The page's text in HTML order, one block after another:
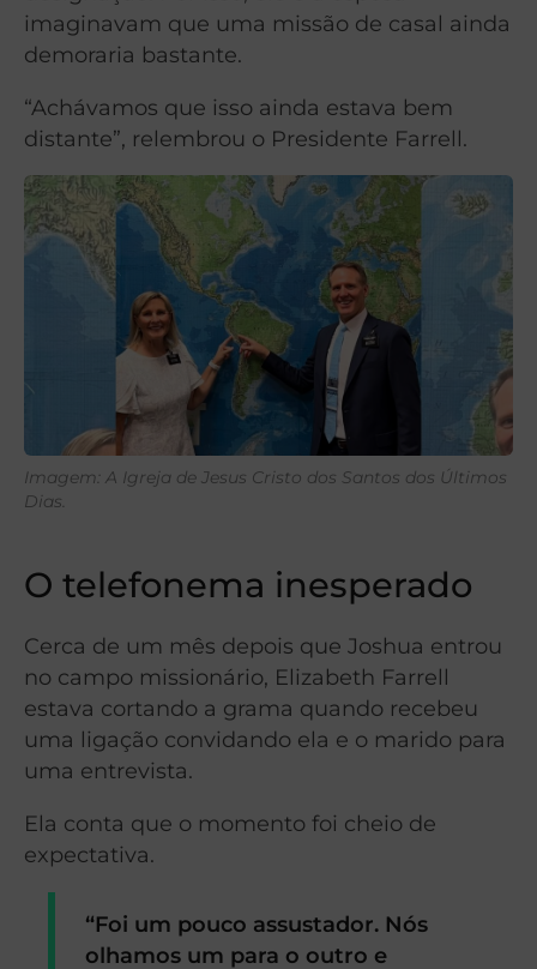
imaginavam que uma missão de casal ainda
demoraria bastante.
“Achávamos que isso ainda estava bem
distante”, relembrou o Presidente Farrell.
Imagem: A Igreja de Jesus Cristo dos Santos dos Últimos
Dias.
O telefonema inesperado
Cerca de um mês depois que Joshua entrou
no campo missionário, Elizabeth Farrell
estava cortando a grama quando recebeu
uma ligação convidando ela e o marido para
uma entrevista.
Ela conta que o momento foi cheio de
expectativa.
“Foi um pouco assustador. Nós
olhamos um para o outro e